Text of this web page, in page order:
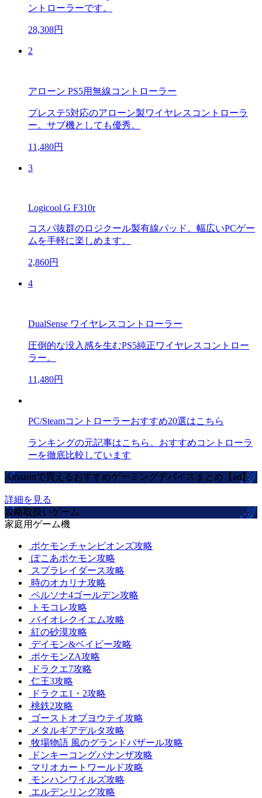
ントローラーです。
28,308円
2
アローン PS5用無線コントローラー
プレステ5対応のアローン製ワイヤレスコントローラ
ー。サブ機としても優秀。
11,480円
3
Logicool G F310r
コスパ抜群のロジクール製有線パッド。幅広いPCゲー
ムを手軽に楽しめます。
2,860円
4
DualSense ワイヤレスコントローラー
圧倒的な没入感を生むPS5純正ワイヤレスコントロー
ラー。
11,480円
PC/Steamコントローラーおすすめ20選はこちら
ランキングの元記事はこちら。おすすめコントローラ
ーを徹底比較しています
Amazonで買えるおすすめゲーミングデバイスまとめ【ad】
詳細を見る
攻略取扱いゲーム
家庭用ゲーム機
ポケモンチャンピオンズ攻略
ぽこあポケモン攻略
スプラレイダース攻略
時のオカリナ攻略
ペルソナ4ゴールデン攻略
トモコレ攻略
バイオレクイエム攻略
紅の砂漠攻略
デイモン&ベイビー攻略
ポケモンZA攻略
ドラクエ7攻略
仁王3攻略
ドラクエ1・2攻略
桃鉄2攻略
ゴーストオブヨウテイ攻略
メタルギアデルタ攻略
牧場物語 風のグランドバザール攻略
ドンキーコングバナンザ攻略
マリオカートワールド攻略
モンハンワイルズ攻略
エルデンリング攻略